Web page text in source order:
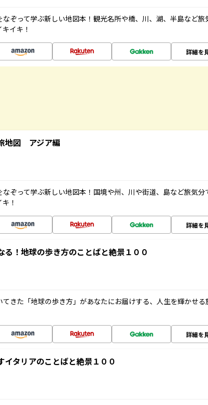
なぞって学ぶ新しい地図本！観光名所や橋、川、湖、半島など旅
イキ！
詳細を
地図 アジア編
ぞって学ぶ新しい地図本！国境や州、川や街道、島など旅気分
！
詳細を
る！地球の歩き方のことばと絶景１００
きた「地球の歩き方」があなたにお届けする、人生を輝かせる
詳細を
イタリアのことばと絶景１００